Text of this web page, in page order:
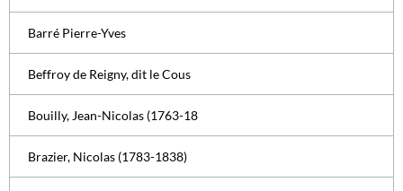
Barré Pierre-Yves
Beffroy de Reigny, dit le Cous
Bouilly, Jean-Nicolas (1763-18
Brazier, Nicolas (1783-1838)